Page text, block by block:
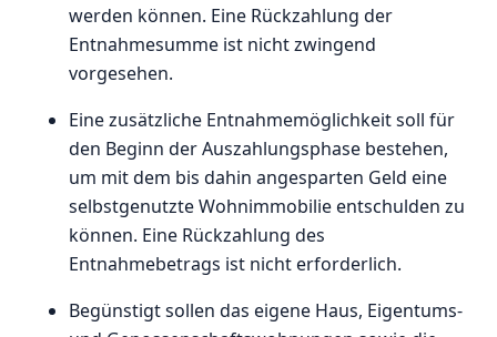
werden können. Eine Rückzahlung der
Entnahmesumme ist nicht zwingend
vorgesehen.
Eine zusätzliche Entnahmemöglichkeit soll für
den Beginn der Auszahlungsphase bestehen,
um mit dem bis dahin angesparten Geld eine
selbstgenutzte Wohnimmobilie entschulden zu
können. Eine Rückzahlung des
Entnahmebetrags ist nicht erforderlich.
Begünstigt sollen das eigene Haus, Eigentums-